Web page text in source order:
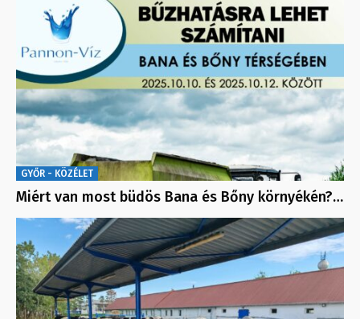
GYŐR - KÖZÉLET
Miért van most büdös Bana és Bőny környékén?…